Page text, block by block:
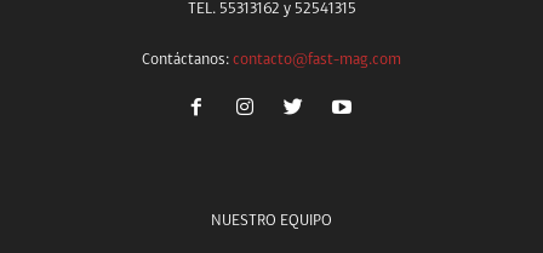
TEL. 55313162 y 52541315
Contáctanos: contacto@fast-mag.com
NUESTRO EQUIPO